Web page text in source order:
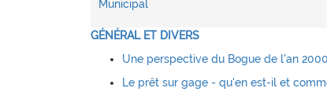
Municipal
GÉNÉRAL ET DIVERS
Une perspective du Bogue de l'an 2000
Le prêt sur gage - qu'en est-il et